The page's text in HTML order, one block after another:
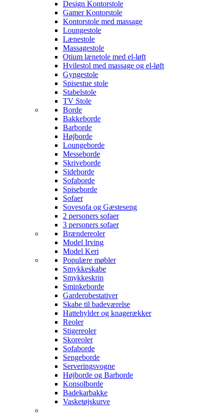
Design Kontorstole
Gamer Kontorstole
Kontorstole med massage
Loungestole
Lænestole
Massagestole
Otium lænetole med el-løft
Hvilestol med massage og el-løft
Gyngestole
Spisestue stole
Stabelstole
TV Stole
Borde
Bakkeborde
Barborde
Højborde
Loungeborde
Messeborde
Skriveborde
Sideborde
Sofaborde
Spiseborde
Sofaer
Sovesofa og Gæsteseng
2 personers sofaer
3 personers sofaer
Brændereoler
Model Irving
Model Keri
Populære møbler
Smykkeskabe
Smykkeskrin
Sminkeborde
Garderobestativer
Skabe til badeværelse
Hattehylder og knagerækker
Reoler
Stigereoler
Skoreoler
Sofaborde
Sengeborde
Serveringsvogne
Højborde og Barborde
Konsolborde
Badekarbakke
Vasketøjskurve